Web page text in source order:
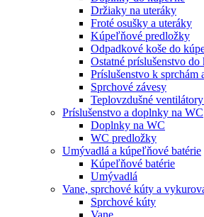
Držiaky na uteráky
Froté osušky a uteráky
Kúpeľňové predložky
Odpadkové koše do
Ostatné príslušenstvo
Príslušenstvo k sprchám
Sprchové závesy
Teplovzdušné
Príslušenstvo a doplnky na WC
Doplnky na WC
WC predložky
Umývadlá a kúpeľňové batérie
Kúpeľňové batérie
Umývadlá
Vane, sprchové kúty a
Sprchové kúty
Vane